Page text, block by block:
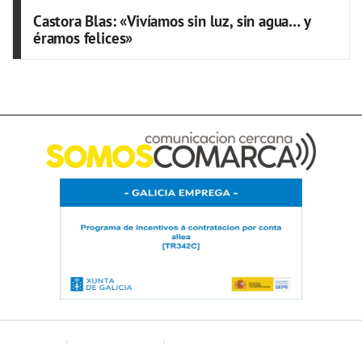
Castora Blas: «Vivíamos sin luz, sin agua… y
éramos felices»